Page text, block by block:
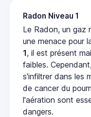
Radon Niveau 1
Le Radon, un gaz
une menace pour
1, il est présent
faibles.
s'infiltrer dans les
de cancer du
l'aération sont
dangers.